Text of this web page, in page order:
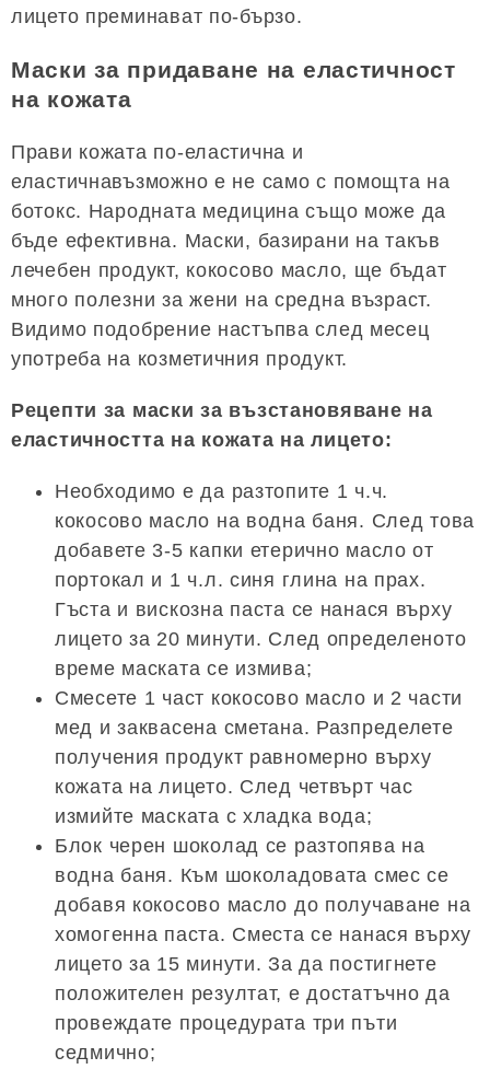
лицето преминават по-бързо.
Маски за придаване на еластичност
на кожата
Прави кожата по-еластична и
еластичнавъзможно е не само с помощта на
ботокс. Народната медицина също може да
бъде ефективна. Маски, базирани на такъв
лечебен продукт, кокосово масло, ще бъдат
много полезни за жени на средна възраст.
Видимо подобрение настъпва след месец
употреба на козметичния продукт.
Рецепти за маски за възстановяване на
еластичността на кожата на лицето:
Необходимо е да разтопите 1 ч.ч.
кокосово масло на водна баня. След това
добавете 3-5 капки етерично масло от
портокал и 1 ч.л. синя глина на прах.
Гъста и вискозна паста се нанася върху
лицето за 20 минути. След определеното
време маската се измива;
Смесете 1 част кокосово масло и 2 части
мед и заквасена сметана. Разпределете
получения продукт равномерно върху
кожата на лицето. След четвърт час
измийте маската с хладка вода;
Блок черен шоколад се разтопява на
водна баня. Към шоколадовата смес се
добавя кокосово масло до получаване на
хомогенна паста. Сместа се нанася върху
лицето за 15 минути. За да постигнете
положителен резултат, е достатъчно да
провеждате процедурата три пъти
седмично;